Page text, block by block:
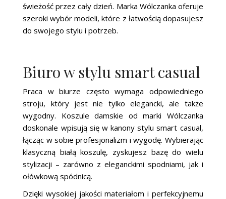
świeżość przez cały dzień. Marka Wólczanka oferuje
szeroki wybór modeli, które z łatwością dopasujesz
do swojego stylu i potrzeb.
Biuro w stylu smart casual
Praca w biurze często wymaga odpowiedniego
stroju, który jest nie tylko elegancki, ale także
wygodny. Koszule damskie od marki Wólczanka
doskonale wpisują się w kanony stylu smart casual,
łącząc w sobie profesjonalizm i wygodę. Wybierając
klasyczną białą koszulę, zyskujesz bazę do wielu
stylizacji – zarówno z eleganckimi spodniami, jak i
ołówkową spódnicą.
Dzięki wysokiej jakości materiałom i perfekcyjnemu